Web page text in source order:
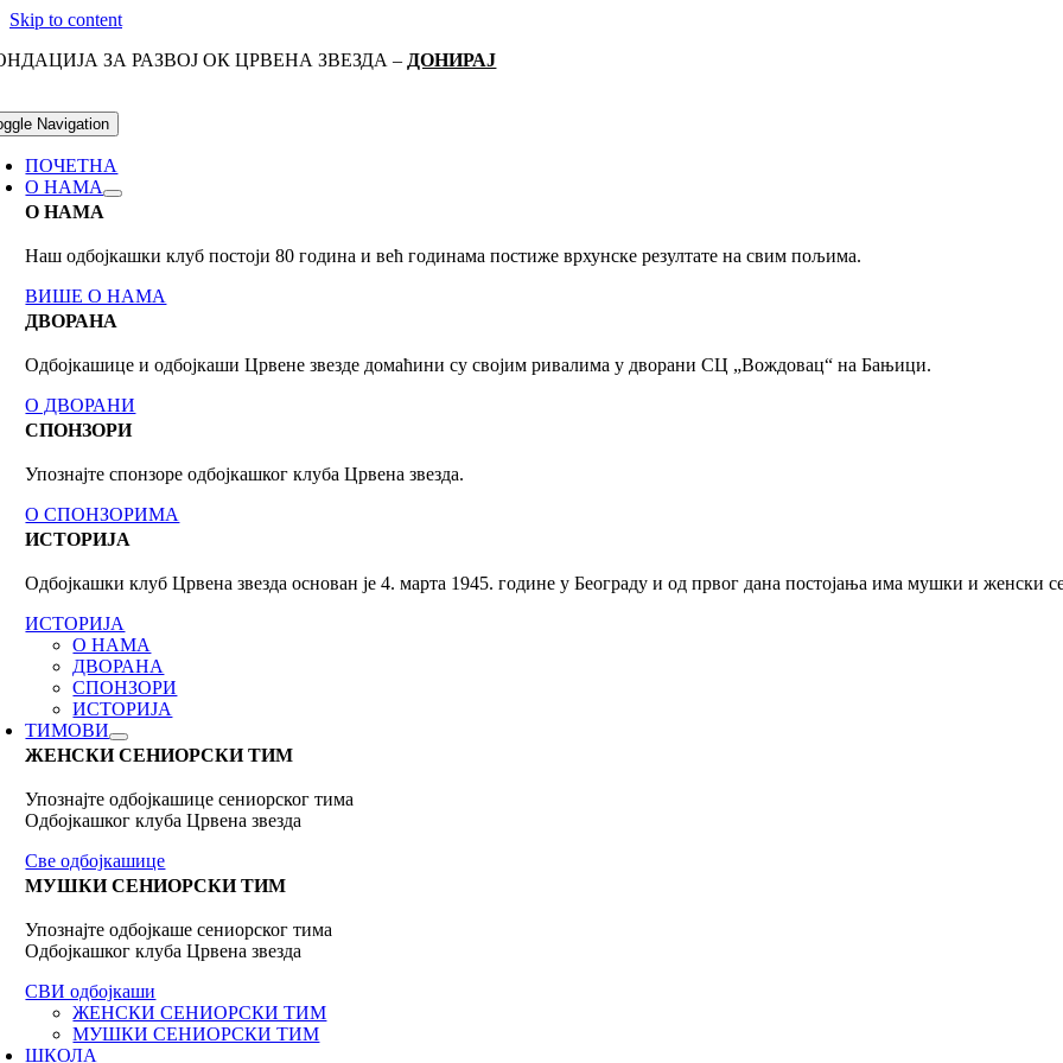
Skip to content
ЗА РАЗВОЈ ОК ЦРВЕНА ЗВЕЗДА – ДОНИРАЈ
Navigation
ПОЧЕТНА
О НАМА
О НАМА
Наш одбојкашки клуб постоји 80 годинa и већ годинама постиже врхунске резултате на свим пољима.
ВИШЕ О НАМА
ДВОРАНА
Одбојкашице и одбојкаши Црвене звезде домаћини су својим ривалима у дворани СЦ „Вождовац“ на Бањици.
О ДВОРАНИ
СПОНЗОРИ
Упознајте спонзоре одбојкашког клуба Црвена звезда.
О СПОНЗОРИМА
ИСТОРИЈА
Одбојкашки клуб Црвена звезда основан је 4. марта 1945. године у Београду и од првог дана постојања има мушки и женски
ИСТОРИЈА
О НАМА
ДВОРАНА
СПОНЗОРИ
ИСТОРИЈА
ТИМОВИ
ЖЕНСКИ СЕНИОРСКИ ТИМ
Упознајте одбојкашице сениорског тима
Одбојкашког клуба Црвена звезда
Све одбојкашице
МУШКИ СЕНИОРСКИ ТИМ
Упознајте одбојкаше сениорског тима
Одбојкашког клуба Црвена звезда
СВИ одбојкаши
ЖЕНСКИ СЕНИОРСКИ ТИМ
МУШКИ СЕНИОРСКИ ТИМ
ШКОЛА